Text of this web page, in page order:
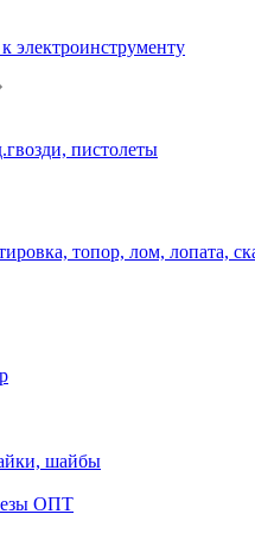
электроинструменту
пистолеты
топор, лом, лопата,
шайбы
ОПТ